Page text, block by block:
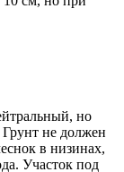
но
Грунт не должен
в низинах,
Участок под